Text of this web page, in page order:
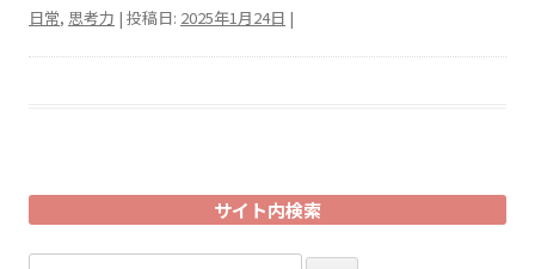
日常, 思考力 | 投稿日: 2025年1月24日 |
サイト内検索